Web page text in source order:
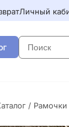
Личный
/ Рамочки